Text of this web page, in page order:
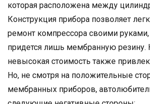
которая расположена между
Конструкция прибора позволяет
ремонт компрессора своими
придется лишь мембранную резину.
невысокая стоимость также
Но, не смотря на положительные
мембранных приборов,